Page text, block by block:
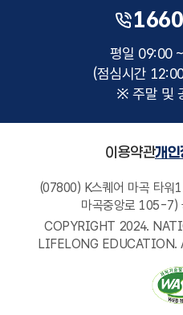
평일 09:00
(점심시간
※ 주말 및
이용약관개
(07800) K스퀘어 마곡 타워
마곡중앙로 105-7)
COPYRIGHT 2024.
LIFELONG EDUCATION.